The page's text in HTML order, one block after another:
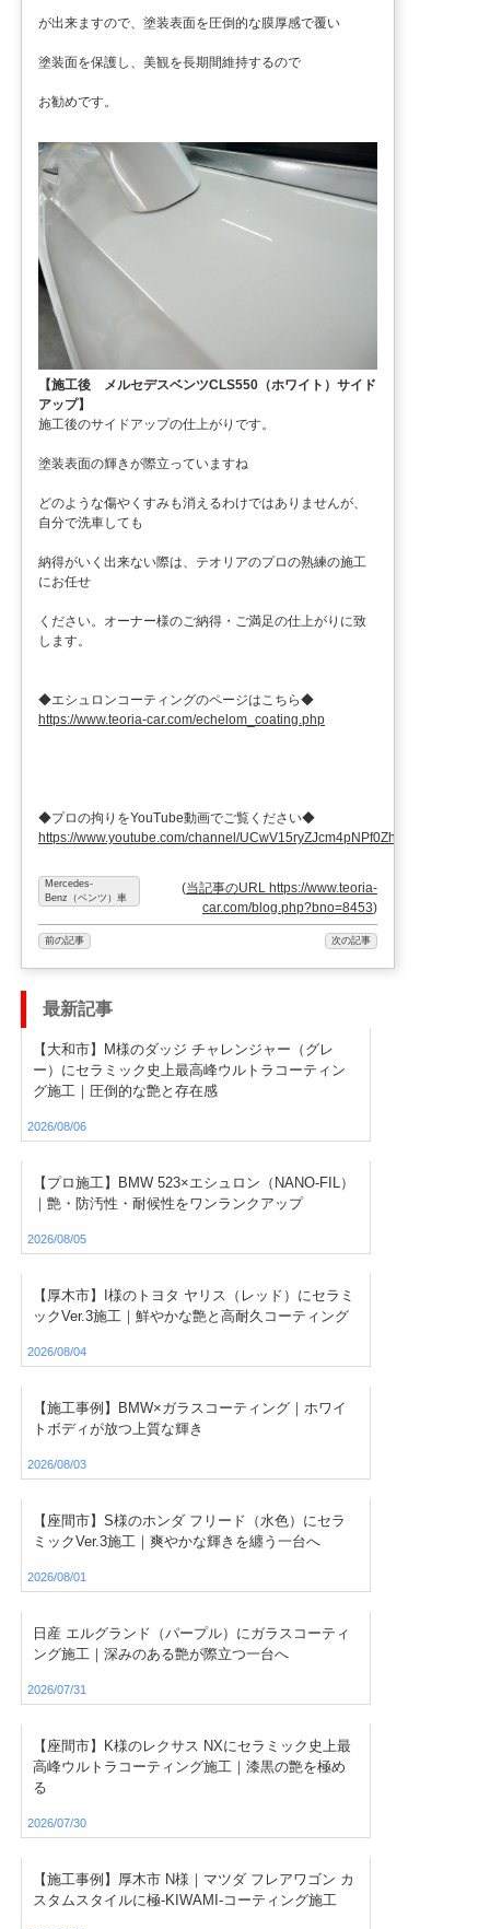
が出来ますので、塗装表面を圧倒的な膜厚感で覆い
塗装面を保護し、美観を長期間維持するので
お勧めです。
【施工後 メルセデスベンツCLS550（ホワイト）サイド
アップ】
施工後のサイドアップの仕上がりです。
塗装表面の輝きが際立っていますね
どのような傷やくすみも消えるわけではありませんが、
自分で洗車しても
納得がいく出来ない際は、テオリアのプロの熟練の施工
にお任せ
ください。オーナー様のご納得・ご満足の仕上がりに致
します。
◆エシュロンコーティングのページはこちら◆
https://www.teoria-car.com/echelom_coating.php
◆プロの拘りをYouTube動画でご覧ください◆
https://www.youtube.com/channel/UCwV15ryZJcm4pNPf0ZhXu9g
Mercedes-
Benz（ベンツ）車
(当記事のURL https://www.teoria-
car.com/blog.php?bno=8453)
前の記事 次の記事
最新記事
【大和市】M様のダッジ チャレンジャー（グレ
ー）にセラミック史上最高峰ウルトラコーティン
グ施工｜圧倒的な艶と存在感
2026/08/06
【プロ施工】BMW 523×エシュロン（NANO-FIL）
｜艶・防汚性・耐候性をワンランクアップ
2026/08/05
【厚木市】I様のトヨタ ヤリス（レッド）にセラミ
ックVer.3施工｜鮮やかな艶と高耐久コーティング
2026/08/04
【施工事例】BMW×ガラスコーティング｜ホワイ
トボディが放つ上質な輝き
2026/08/03
【座間市】S様のホンダ フリード（水色）にセラ
ミックVer.3施工｜爽やかな輝きを纏う一台へ
2026/08/01
日産 エルグランド（パープル）にガラスコーティ
ング施工｜深みのある艶が際立つ一台へ
2026/07/31
【座間市】K様のレクサス NXにセラミック史上最
高峰ウルトラコーティング施工｜漆黒の艶を極め
る
2026/07/30
【施工事例】厚木市 N様｜マツダ フレアワゴン カ
スタムスタイルに極-KIWAMI-コーティング施工